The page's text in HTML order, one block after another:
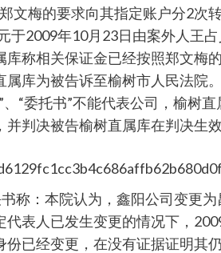
文梅的要求向其指定账户分2次
于2009年10月23日由案外人王
称相关保证金已经按照郑文
库为被告诉至榆树市人民法
“委托书”不能代表公司，榆树
判决被告榆树直属库在判决生
称：本院认为，鑫阳公司变更
表人已发生变更的情况下，
已经变更，在没有证据证明